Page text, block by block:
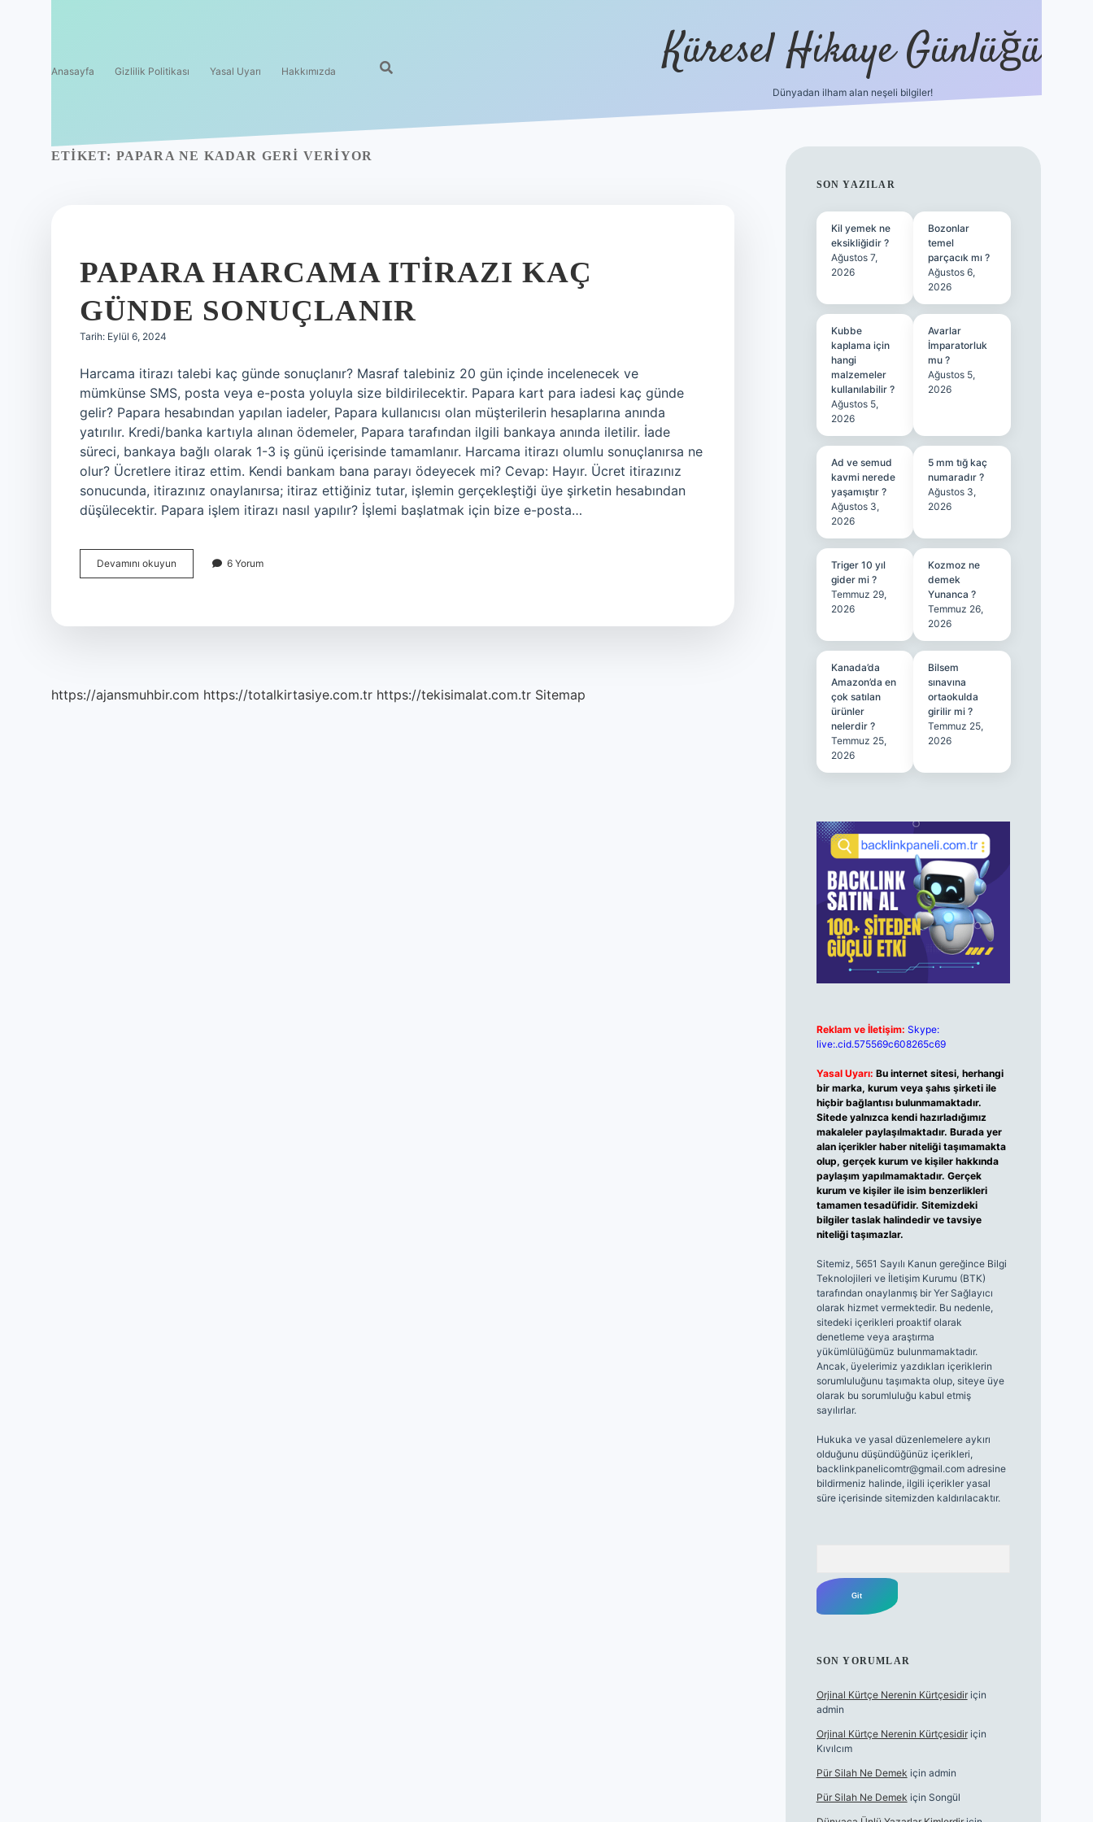
Anasayfa Gizlilik Politikası Yasal Uyarı Hakkımızda Küresel Hikaye Günlüğü
Dünyadan ilham alan neşeli bilgiler!
ETIKET: PAPARA NE KADAR GERI VERIYOR
PAPARA HARCAMA ITIRAZI KAÇ
GÜNDE SONUÇLANIR
Tarih: Eylül 6, 2024
Harcama itirazı talebi kaç günde sonuçlanır? Masraf talebiniz 20 gün içinde incelenecek ve
mümkünse SMS, posta veya e-posta yoluyla size bildirilecektir. Papara kart para iadesi kaç günde
gelir? Papara hesabından yapılan iadeler, Papara kullanıcısı olan müşterilerin hesaplarına anında
yatırılır. Kredi/banka kartıyla alınan ödemeler, Papara tarafından ilgili bankaya anında iletilir. İade
süreci, bankaya bağlı olarak 1-3 iş günü içerisinde tamamlanır. Harcama itirazı olumlu sonuçlanırsa ne
olur? Ücretlere itiraz ettim. Kendi bankam bana parayı ödeyecek mi? Cevap: Hayır. Ücret itirazınız
sonucunda, itirazınız onaylanırsa; itiraz ettiğiniz tutar, işlemin gerçekleştiği üye şirketin hesabından
düşülecektir. Papara işlem itirazı nasıl yapılır? İşlemi başlatmak için bize e-posta…
Devamını okuyun
Harcama
6 Yorum
https://ajansmuhbir.com https://totalkirtasiye.com.tr https://tekisimalat.com.tr Sitemap
SIDEBAR
SON YAZILAR
Kil yemek ne
eksikliğidir ?
Ağustos 7,
2026
Bozonlar
temel
parçacık mı ?
Ağustos 6,
2026
Kubbe
kaplama için
hangi
malzemeler
kullanılabilir ?
Ağustos 5,
2026
Avarlar
İmparatorluk
mu ?
Ağustos 5,
2026
Ad ve semud
kavmi nerede
yaşamıştır ?
Ağustos 3,
2026
5 mm tığ kaç
numaradır ?
Ağustos 3,
2026
Triger 10 yıl
gider mi ?
Temmuz 29,
2026
Kozmoz ne
demek
Yunanca ?
Temmuz 26,
2026
Kanada’da
Amazon’da en
çok satılan
ürünler
nelerdir ?
Temmuz 25,
2026
Bilsem
sınavına
ortaokulda
girilir mi ?
Temmuz 25,
2026
Reklam ve İletişim: Skype:
live:.cid.575569c608265c69
Yasal Uyarı: Bu internet sitesi, herhangi
bir marka, kurum veya şahıs şirketi ile
hiçbir bağlantısı bulunmamaktadır.
Sitede yalnızca kendi hazırladığımız
makaleler paylaşılmaktadır. Burada yer
alan içerikler haber niteliği taşımamakta
olup, gerçek kurum ve kişiler hakkında
paylaşım yapılmamaktadır. Gerçek
kurum ve kişiler ile isim benzerlikleri
tamamen tesadüfidir. Sitemizdeki
bilgiler taslak halindedir ve tavsiye
niteliği taşımazlar.
Sitemiz, 5651 Sayılı Kanun gereğince Bilgi
Teknolojileri ve İletişim Kurumu (BTK)
tarafından onaylanmış bir Yer Sağlayıcı
olarak hizmet vermektedir. Bu nedenle,
sitedeki içerikleri proaktif olarak
denetleme veya araştırma
yükümlülüğümüz bulunmamaktadır.
Ancak, üyelerimiz yazdıkları içeriklerin
sorumluluğunu taşımakta olup, siteye üye
olarak bu sorumluluğu kabul etmiş
sayılırlar.
Hukuka ve yasal düzenlemelere aykırı
olduğunu düşündüğünüz içerikleri,
backlinkpanelicomtr@gmail.comadresine
bildirmeniz halinde, ilgili içerikler yasal
süre içerisinde sitemizden kaldırılacaktır.
SON YORUMLAR
Orjinal Kürtçe Nerenin Kürtçesidiriçin
admin
Orjinal Kürtçe Nerenin Kürtçesidiriçin
Kıvılcım
Pür Silah Ne Demek için admin
Pür Silah Ne Demek için Songül
betexper